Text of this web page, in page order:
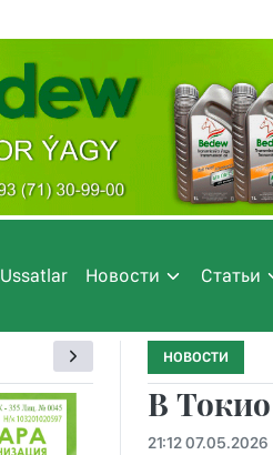
Ussatlar Новости Статьи
НОВОСТИ
В
21:12 07.05.2026